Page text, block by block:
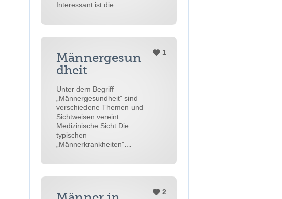
Interessant ist die…
Männergesun
dheit
1
Unter dem Begriff
„Männergesundheit" sind
verschiedene Themen und
Sichtweisen vereint:
Medizinische Sicht Die
typischen
„Männerkrankheiten"…
2